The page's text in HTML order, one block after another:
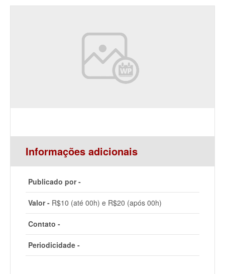
Informações adicionais
Publicado por -
Valor - R$10 (até 00h) e R$20 (após 00h)
Contato -
Periodicidade -